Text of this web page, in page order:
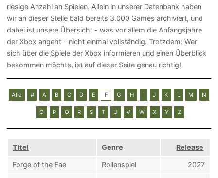
riesige Anzahl an Spielen. Allein in unserer Datenbank haben
wir an dieser Stelle bald bereits 3.000 Games archiviert, und
dabei ist unsere Übersicht - was vor allem die Anfangsjahre
der Xbox angeht - nicht einmal vollständig. Trotzdem: Wer
sich über die Spiele der Xbox informieren und einen Überblick
bekommen möchte, ist auf dieser Seite genau richtig!
Alle # A B C D E F G H I J K L M N
O P Q R S T U V W X Y Z
Titel Genre Release
Forge of the Fae Rollenspiel 2027